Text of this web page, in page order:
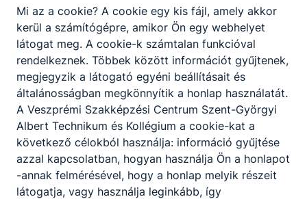
Szívesen érint, tapint, masszíroz másokat, fontos
számára a mások iránti felelősségvállalás és
segítségnyújtás.
KOMPETENCIAELVÁRÁS
Kézügyesség, ügyes mozgás (karok, kezek, ujjak
fokozott használata), állóképesség, jó ﬁzikum,
precizitás, felelősségtudat, önállóság, szorgalom,
érzelmi stabilitás, kapcsolatteremtő készség,
határozottság, kommunikációs és empatikus
készség, tolerancia, csapatmunka.
Mi az a cookie? A cookie egy kis fájl, amely akkor
kerül a számítógépre, amikor Ön egy webhelyet
látogat meg. A cookie-k számtalan funkcióval
rendelkeznek. Többek között információt gyűjtenek,
megjegyzik a látogató egyéni beállításait és
általánosságban megkönnyítik a honlap használatát.
A Veszprémi Szakképzési Centrum Szent-Györgyi
Albert Technikum és Kollégium a cookie-kat a
következő célokból használja: információ gyűjtése
azzal kapcsolatban, hogyan használja Ön a honlapot
-annak felmérésével, hogy a honlap melyik részeit
látogatja, vagy használja leginkább, így